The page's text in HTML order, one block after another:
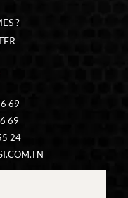
?
69
69
24